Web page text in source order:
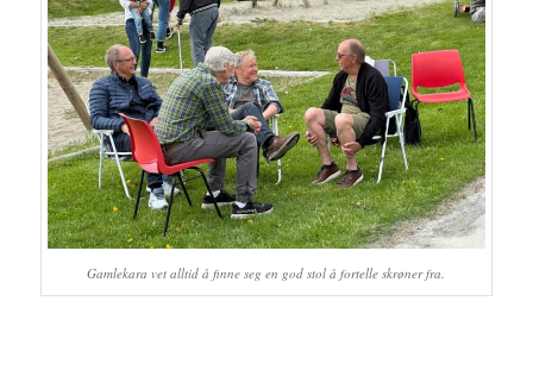
Gamlekara vet alltid å finne seg en god stol å fortelle skrøner fra.